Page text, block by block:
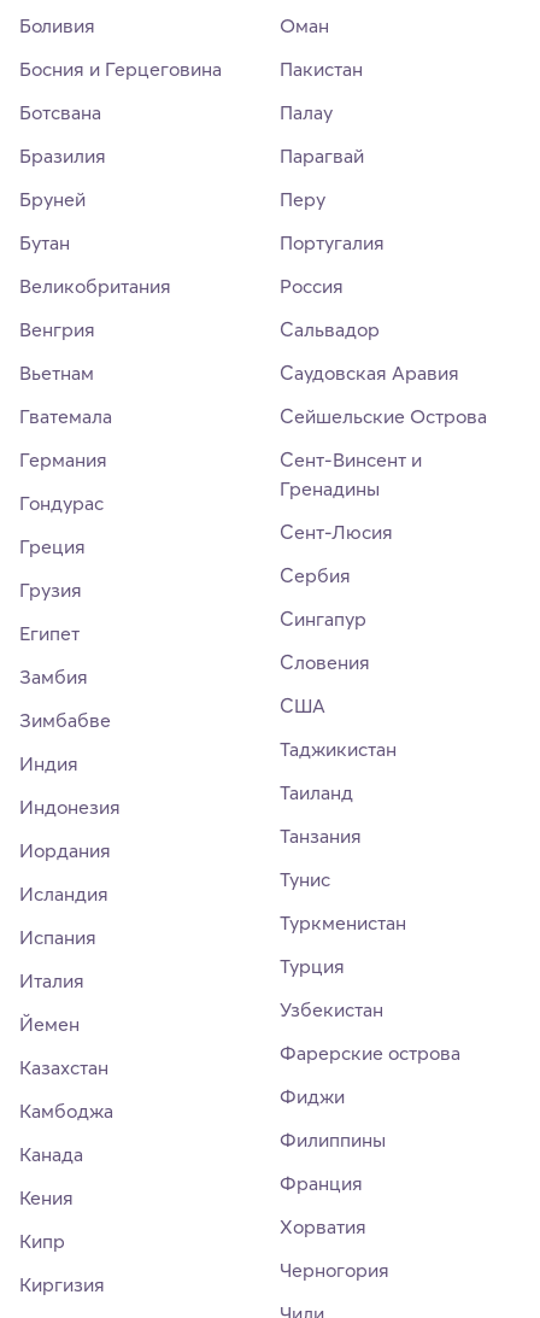
Боливия
Босния и Герцеговина
Ботсвана
Бразилия
Бруней
Бутан
Великобритания
Венгрия
Вьетнам
Гватемала
Германия
Гондурас
Греция
Грузия
Египет
Замбия
Зимбабве
Индия
Индонезия
Иордания
Исландия
Испания
Италия
Йемен
Казахстан
Камбоджа
Канада
Кения
Кипр
Киргизия
Оман
Пакистан
Палау
Парагвай
Перу
Португалия
Россия
Сальвадор
Саудовская Аравия
Сейшельские Острова
Сент-Винсент и
Гренадины
Сент-Люсия
Сербия
Сингапур
Словения
США
Таджикистан
Таиланд
Танзания
Тунис
Туркменистан
Турция
Узбекистан
Фарерские острова
Фиджи
Филиппины
Франция
Хорватия
Черногория